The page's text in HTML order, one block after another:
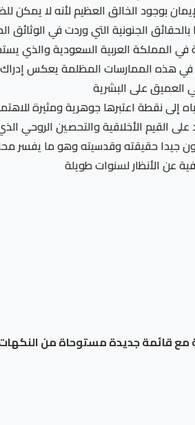
بوجود الخالق العظيم لأنه لا يمكن
الجنونية التي وردت في
المملكة العربية السعودية
هذه الممارسات المظلمة يعكس إدراك
العميق على البشرية
إلى نقطة اعتبرها جوهرية ومثيرة
القيم الأخلاقية والتحصين الروحي
حقيقته وقدسيته وهو ما يفسر
عن الأنظار لسنوات طويلة
قائمة جديدة مستوحاة من النكهات